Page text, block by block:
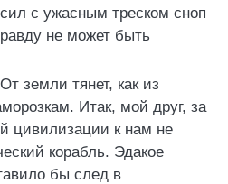
с ужасным треском сноп
не может быть
земли тянет, как из
Итак, мой друг, за
цивилизации к нам не
корабль. Эдакое
бы след в